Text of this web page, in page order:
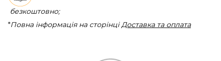
безкоштовно;
*Повна інформація на сторінціДоставка та оплата